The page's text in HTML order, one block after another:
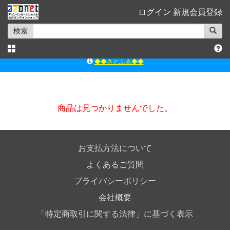
ログイン 新規会員登録
検索
◆◆さとふる◆◆
ｱｿﾞﾝｵﾝﾗｲﾝｼｮｯﾌﾟX
商品は見つかりませんでした。
お支払方法について
よくあるご質問
プライバシーポリシー
会社概要
「特定商取引に関する法律」に基づく表示